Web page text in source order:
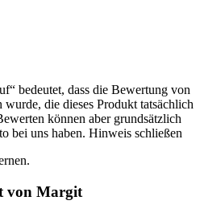
bedeutet, dass die Bewertung von
wurde, die dieses Produkt tatsächlich
können aber grundsätzlich
bei uns haben. Hinweis schließen
von Margit